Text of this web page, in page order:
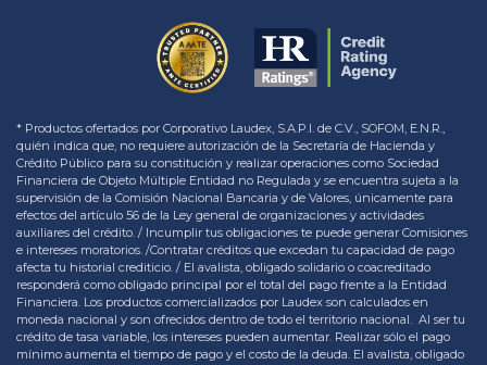
* Productos ofertados por Corporativo Laudex, S.A.P.I. de C.V., SOFOM, E.N.R.,
quién indica que, no requiere autorización de la Secretaría de Hacienda y
Crédito Público para su constitución y realizar operaciones como Sociedad
Financiera de Objeto Múltiple Entidad no Regulada y se encuentra sujeta a la
supervisión de la Comisión Nacional Bancaria y de Valores, únicamente para
efectos del artículo 56 de la Ley general de organizaciones y actividades
auxiliares del crédito. / Incumplir tus obligaciones te puede generar Comisiones
e intereses moratorios. /Contratar créditos que excedan tu capacidad de pago
afecta tu historial crediticio. / El avalista, obligado solidario o coacreditado
responderá como obligado principal por el total del pago frente a la Entidad
Financiera. Los productos comercializados por Laudex son calculados en
moneda nacional y son ofrecidos dentro de todo el territorio nacional. Al ser tu
crédito de tasa variable, los intereses pueden aumentar. Realizar sólo el pago
mínimo aumenta el tiempo de pago y el costo de la deuda. El avalista, obligado